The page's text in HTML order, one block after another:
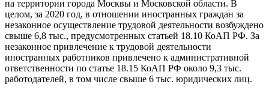
па территории города Москвы и Московской области. В
целом, за 2020 год, в отношении иностранных граждан за
незаконное осуществление трудовой деятельности возбуждено
свыше 6,8 тыс., предусмотренных статьей 18.10 КоАП РФ. За
незаконное привлечение к трудовой деятельности
иностранных работников привлечено к административной
ответственности по статье 18.15 КоАП РФ около 9,3 тыс.
работодателей, в том числе свыше 6 тыс. юридических лиц.